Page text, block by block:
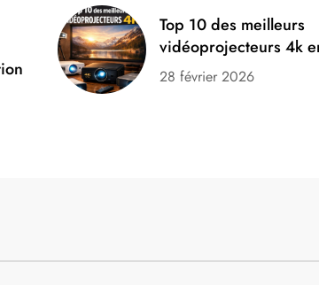
Top 10 des meilleurs
vidéoprojecteurs 4k
28 février 2026